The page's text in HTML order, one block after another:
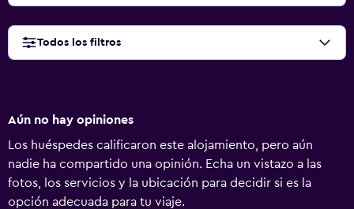
Todos los filtros
Aún no hay opiniones
Los huéspedes calificaron este alojamiento, pero aún
nadie ha compartido una opinión. Echa un vistazo a las
fotos, los servicios y la ubicación para decidir si es la
opción adecuada para tu viaje.